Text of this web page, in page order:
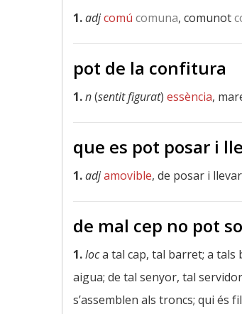
1.adjcomú comuna, comunot
pot de la confitura
1.n(sentit figurat) essència,
que es pot posar i
1.adjamovible, de posar i
de mal cep no pot
1.loca tal cap, tal barret; a tals
aigua; de tal senyor, tal
s’assemblen als troncs; qui és